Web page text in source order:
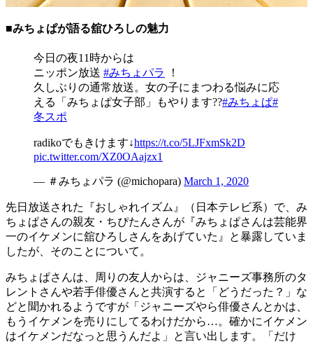
■みちょぱが語る舘ひろしの魅力
今日の夜11時からは
ニッポン放送 #みちょパラ
！
久しぶりの通常放送。女の子にまつわる悩みに応
える「みちょぱ女子部」もやります??#みちょぱ#
冬スポ
radikoでもきけます↓https://t.co/5LJFxmSk2D
pic.twitter.com/XZ0OAajzx1
— ＃みちょパラ (@michopara) March 1, 2020
先日放送された『おしゃれイズム』（日本テレビ系）で、み
ちょぱさんの親友・ちぴたんさんが『みちょぱさんは芸能界
一のイケメンに舘ひろしさんをあげていた』と暴露していま
したが、そのことについて。
みちょぱさんは、周りの友人からは、ジャニーズ事務所のタ
レントさんや若手俳優さんと共演すると「どうだった？」な
どと聞かれるようですが「ジャニーズやら俳優さんとかは、
もうイケメンを売りにしてるわけだから…。確かにイケメン
はイケメンだなっと思うんだよ」と言い出します。「だけ